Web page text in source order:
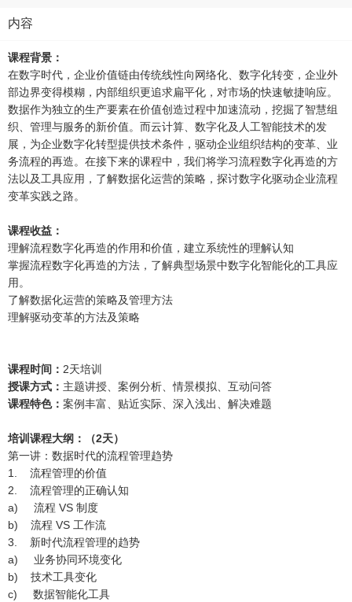
内容
课程背景：
在数字时代，企业价值链由传统线性向网络化、数字化转变，企业外
部边界变得模糊，内部组织更追求扁平化，对市场的快速敏捷响应。
数据作为独立的生产要素在价值创造过程中加速流动，挖掘了智慧组
织、管理与服务的新价值。而云计算、数字化及人工智能技术的发
展，为企业数字化转型提供技术条件，驱动企业组织结构的变革、业
务流程的再造。在接下来的课程中，我们将学习流程数字化再造的方
法以及工具应用，了解数据化运营的策略，探讨数字化驱动企业流程
变革实践之路。
课程收益：
理解流程数字化再造的作用和价值，建立系统性的理解认知
掌握流程数字化再造的方法，了解典型场景中数字化智能化的工具应
用。
了解数据化运营的策略及管理方法
理解驱动变革的方法及策略
课程时间： 2天培训
授课方式： 主题讲授、案例分析、情景模拟、互动问答
课程特色： 案例丰富、贴近实际、深入浅出、解决难题
培训课程大纲：（2天）
第一讲：数据时代的流程管理趋势
1. 流程管理的价值
2. 流程管理的正确认知
a) 流程 VS 制度
b) 流程 VS 工作流
3. 新时代流程管理的趋势
a) 业务协同环境变化
b) 技术工具变化
c) 数据智能化工具